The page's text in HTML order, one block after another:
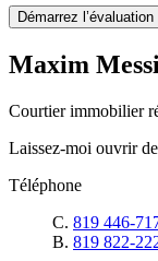
Démarrez l’évaluation
Maxim
Courtier immobilier
Laissez-moi ouvrir
Téléphone
C. 819 446-
B. 819 822-